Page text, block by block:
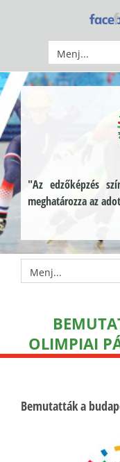
Menj...
"Az edzőképzés
meghatározza az
Menj...
OLIMPIAI
Bemutatták a